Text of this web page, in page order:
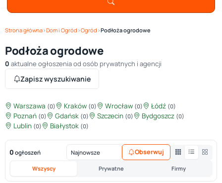
Strona główna›Dom i Ogród ›Ogród ›Podłoża ogrodowe
Podłoża ogrodowe
0 aktualne ogłoszenia od osób prywatnych i agencji
Zapisz wyszukiwanie
Warszawa (0) Kraków (0) Wrocław (0) Łódź (0)
Poznań (0) Gdańsk (0) Szczecin (0) Bydgoszcz (0)
Lublin (0) Białystok (0)
0 ogłoszeń
Wszyscy Prywatne Firmy
Obserwuj